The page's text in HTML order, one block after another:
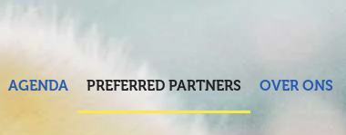
AGENDA PREFERRED PARTNERS OVER ONS